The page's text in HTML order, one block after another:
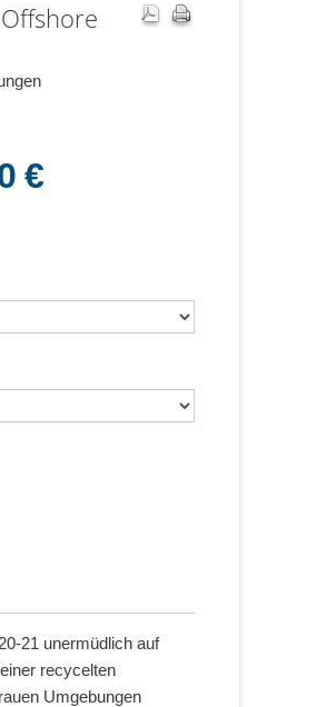
€
21 unermüdlich auf
recycelten
Umgebungen